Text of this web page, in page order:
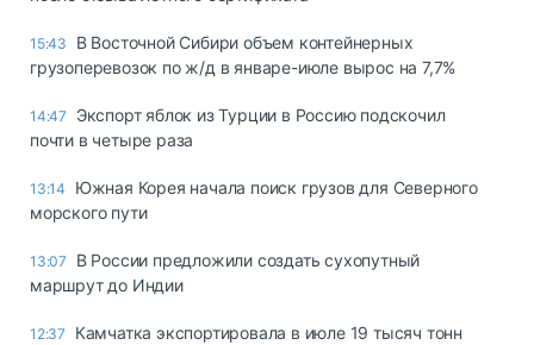
15:43
В Восточной Сибири объем контейнерных
грузоперевозок по ж/д в январе-июле вырос на 7,7%
14:47
Экспорт яблок из Турции в Россию подскочил
почти в четыре раза
13:14
Южная Корея начала поиск грузов для Северного
морского пути
13:07
В России предложили создать сухопутный
маршрут до Индии
12:37
Камчатка экспортировала в июле 19 тысяч тонн